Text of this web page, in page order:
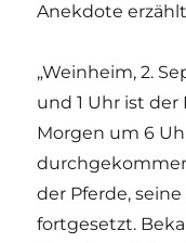
Anekdote
„Weinheim, 2.
und 1 Uhr ist der
Morgen um 6
der Pferde,
fortgesetzt.